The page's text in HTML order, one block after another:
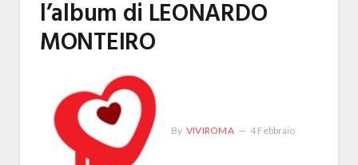
l’album di LEONARDO
MONTEIRO
By VIVIROMA 4 Febbraio